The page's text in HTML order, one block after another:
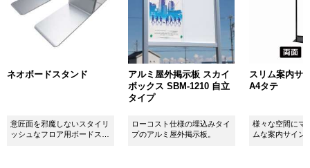
ネオボードスタンド
意匠面を邪魔しないスタイリ
ッシュなフロア用ボードスタ
アルミ屋外掲示板 スカイ
ボックス SBM-1210 自立
タイプ
ローコスト仕様の埋込みタイ
プのアルミ屋外掲示板。
スリム案内サ
A4タテ
様々な空間にマ
ムな案内サイン